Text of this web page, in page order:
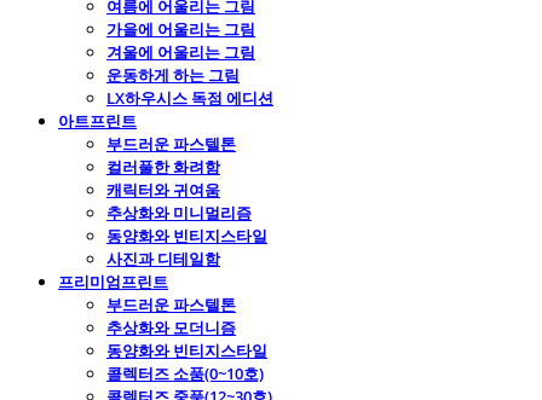
여름에 어울리는 그림
가을에 어울리는 그림
겨울에 어울리는 그림
운동하게 하는 그림
LX하우시스 독점 에디션
아트프린트
부드러운 파스텔톤
컬러풀한 화려함
캐릭터와 귀여움
추상화와 미니멀리즘
동양화와 빈티지스타일
사진과 디테일함
프리미엄프린트
부드러운 파스텔톤
추상화와 모더니즘
동양화와 빈티지스타일
콜렉터즈 소품(0~10호)